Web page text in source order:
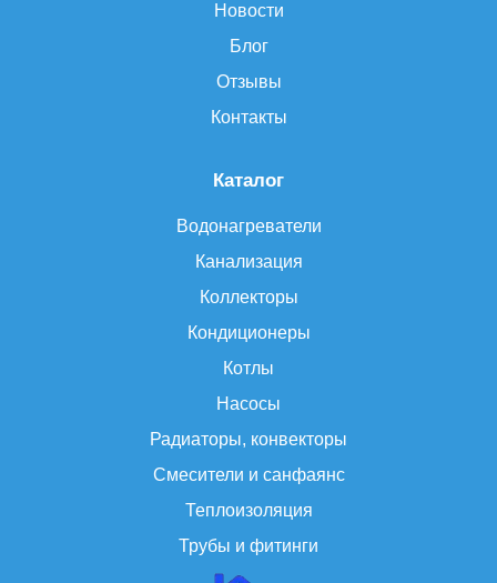
Каталог
Водонагреватели
Канализация
Коллекторы
Кондиционеры
Котлы
Насосы
Радиаторы, конвекторы
Смесители и санфаянс
Теплоизоляция
Трубы и фитинги
Новости
Блог
Отзывы
Контакты